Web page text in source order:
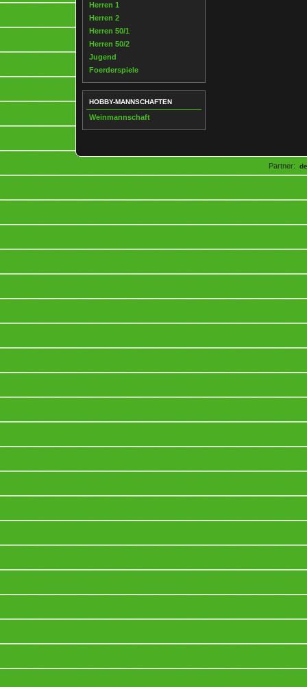
Herren 1
Herren 2
Herren 50/1
Herren 50/2
Jugend
Foerderspiele
HOBBY-MANNSCHAFTEN
Weinmannschaft
Partner: